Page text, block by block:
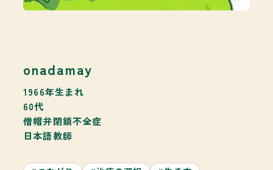
onadamay
1966年生まれ
60代
僧帽弁閉鎖不全症
日本語教師